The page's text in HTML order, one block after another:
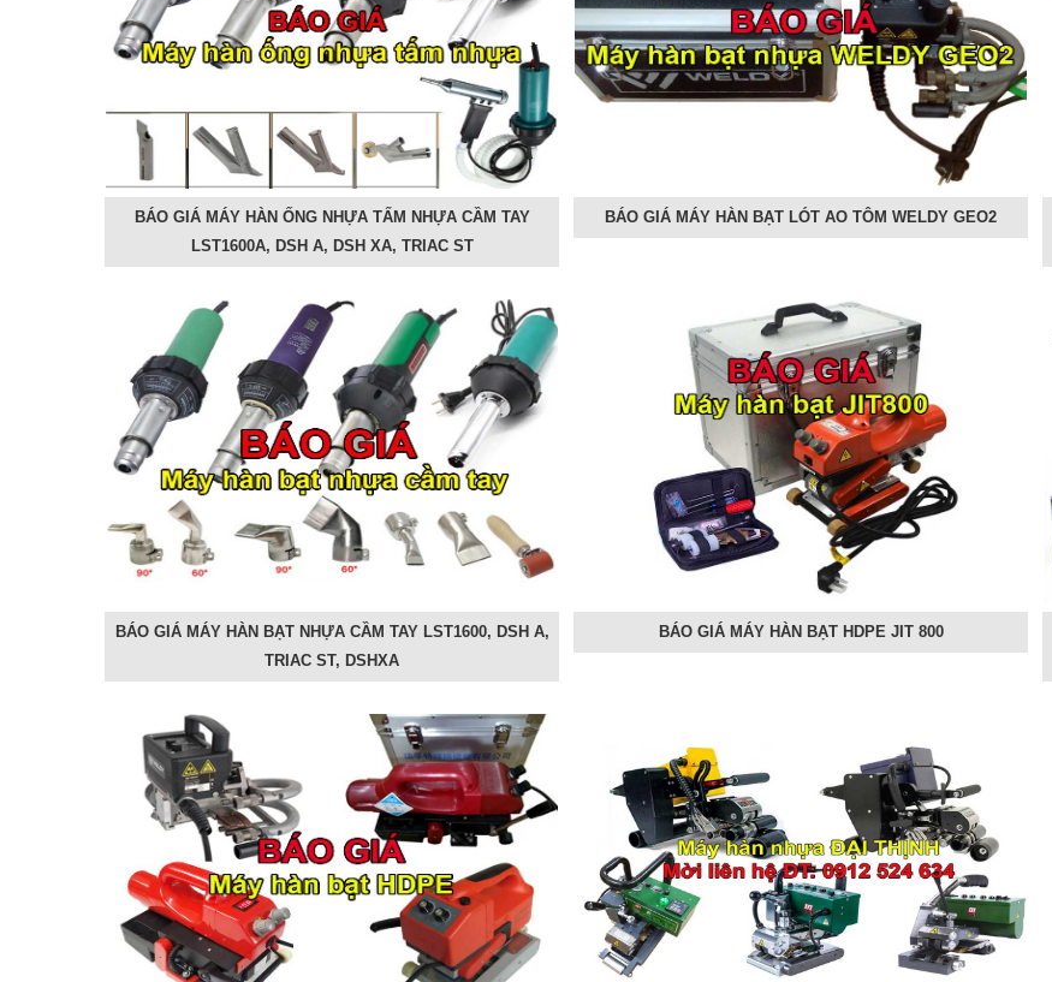
BÁO GIÁ MÁY HÀN ỐNG NHỰA TẤM NHỰA CẦM TAY
LST1600A, DSH A, DSH XA, TRIAC ST
BÁO GIÁ MÁY HÀN BẠT LÓT AO TÔM WELDY GEO2
BÁO GIÁ MÁY HÀN BẠT NHỰA CẦM TAY LST1600, DSH A,
TRIAC ST, DSHXA
BÁO GIÁ MÁY HÀN BẠT HDPE JIT 800